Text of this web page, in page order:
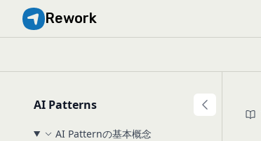
Rework
AI Patterns
AI Patternの基本概念